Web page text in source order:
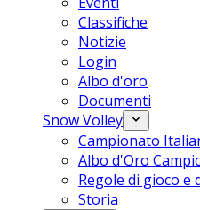
Classifiche
Notizie
Login
Albo d'oro
Documenti
Snow Volley
Campionato
Albo d'Oro
Regole di gioco e
Storia